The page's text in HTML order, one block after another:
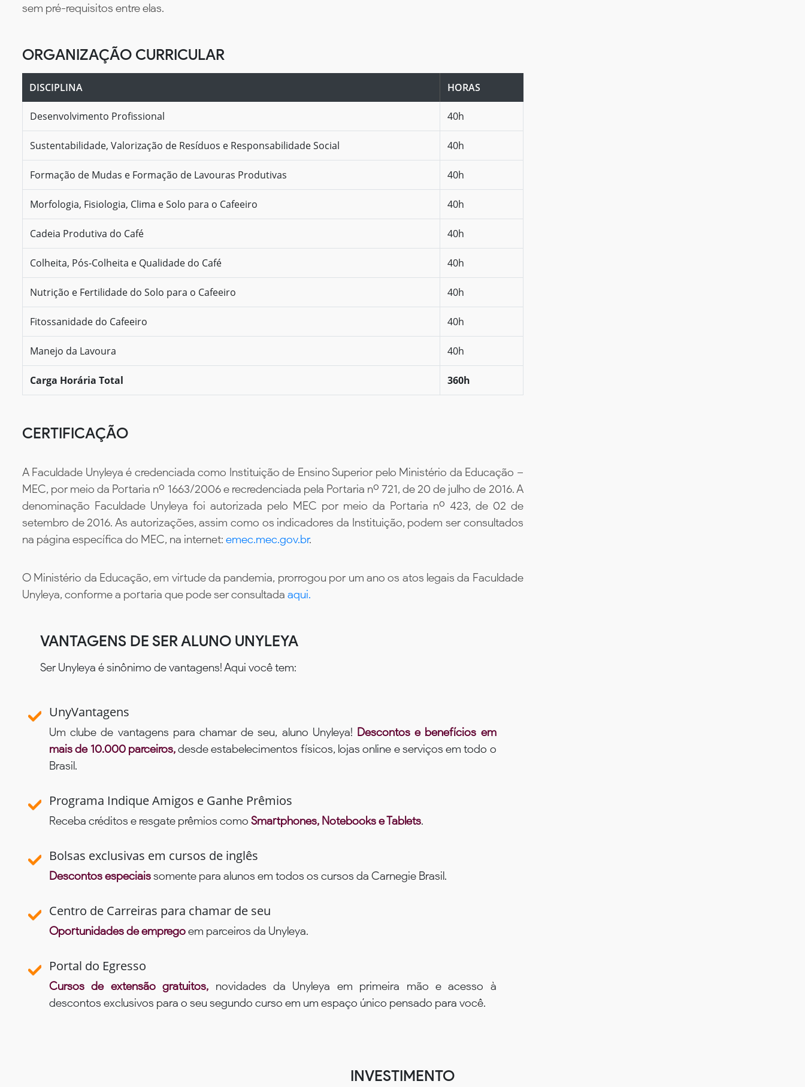
sem pré-requisitos entre elas.
ORGANIZAÇÃO CURRICULAR
DISCIPLINA HORAS
Desenvolvimento Profissional 40h
Sustentabilidade, Valorização de Resíduos e Responsabilidade Social 40h
Formação de Mudas e Formação de Lavouras Produtivas 40h
Morfologia, Fisiologia, Clima e Solo para o Cafeeiro 40h
Cadeia Produtiva do Café 40h
Colheita, Pós-Colheita e Qualidade do Café 40h
Nutrição e Fertilidade do Solo para o Cafeeiro 40h
Fitossanidade do Cafeeiro 40h
Manejo da Lavoura 40h
Carga Horária Total 360h
CERTIFICAÇÃO
A Faculdade Unyleya é credenciada como Instituição de Ensino Superior pelo Ministério da Educação –
MEC, por meio da Portaria nº 1663/2006 e recredenciada pela Portaria nº 721, de 20 de julho de 2016. A
denominação Faculdade Unyleya foi autorizada pelo MEC por meio da Portaria nº 423, de 02 de
setembro de 2016. As autorizações, assim como os indicadores da Instituição, podem ser consultados
na página específica do MEC, na internet: emec.mec.gov.br.
O Ministério da Educação, em virtude da pandemia, prorrogou por um ano os atos legais da Faculdade
Unyleya, conforme a portaria que pode ser consultada aqui.
VANTAGENS DE SER ALUNO UNYLEYA
Ser Unyleya é sinônimo de vantagens! Aqui você tem:
UnyVantagens
Um clube de vantagens para chamar de seu, aluno Unyleya! Descontos e benefícios em
mais de 10.000 parceiros,desde estabelecimentos físicos, lojas online e serviços em todo o
Brasil.
Programa Indique Amigos e Ganhe Prêmios
Receba créditos e resgate prêmios como Smartphones, Notebooks e Tablets.
Bolsas exclusivas em cursos de inglês
Descontos especiaissomente para alunos em todos os cursos da Carnegie Brasil.
Centro de Carreiras para chamar de seu
Oportunidades de empregoem parceiros da Unyleya.
Portal do Egresso
Cursos de extensão gratuitos, novidades da Unyleya em primeira mão e acesso à
descontos exclusivos para o seu segundo curso em um espaço único pensado para você.
INVESTIMENTO